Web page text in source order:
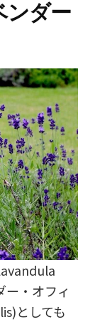
ンダー
・オフィ
としても